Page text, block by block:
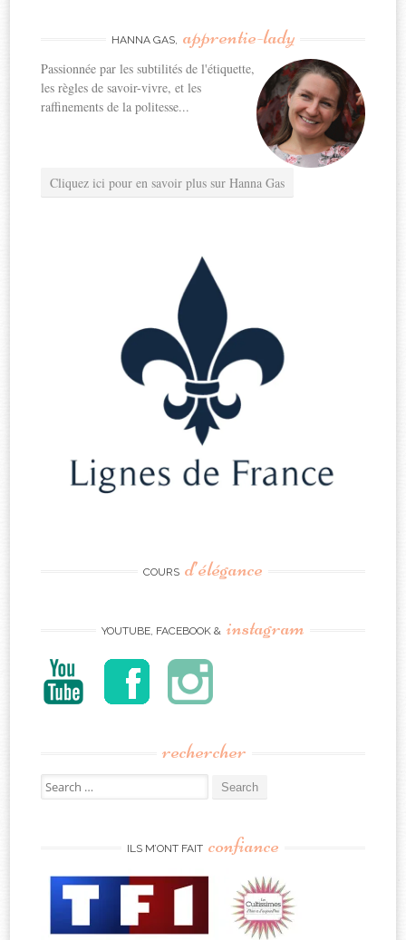
HANNA GAS, apprentie-lady
Passionnée par les subtilités de l'étiquette,
les règles de savoir-vivre, et les
raffinements de la politesse...
Cliquez ici pour en savoir plus sur Hanna Gas
COURS d’élégance
YOUTUBE, FACEBOOK & instagram
rechercher
Search
for:
ILS M’ONT FAIT confiance